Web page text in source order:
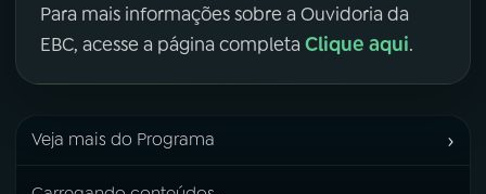
Para mais informações sobre a Ouvidoria da
EBC, acesse a página completa Clique aqui.
Veja mais do Programa ›